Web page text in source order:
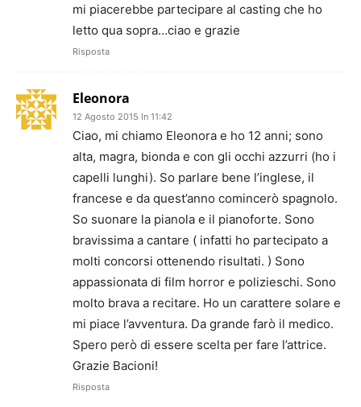
mi piacerebbe partecipare al casting che ho
letto qua sopra…ciao e grazie
Risposta
Eleonora
12 Agosto 2015 In 11:42
Ciao, mi chiamo Eleonora e ho 12 anni; sono
alta, magra, bionda e con gli occhi azzurri (ho i
capelli lunghi). So parlare bene l’inglese, il
francese e da quest’anno comincerò spagnolo.
So suonare la pianola e il pianoforte. Sono
bravissima a cantare ( infatti ho partecipato a
molti concorsi ottenendo risultati. ) Sono
appassionata di film horror e polizieschi. Sono
molto brava a recitare. Ho un carattere solare e
mi piace l’avventura. Da grande farò il medico.
Spero però di essere scelta per fare l’attrice.
Grazie Bacioni!
Risposta